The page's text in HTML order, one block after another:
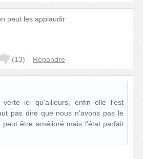
peut les applaudir
(13) Répondre
ici qu'ailleurs, enfin elle l'est
pas dire que nous n'avons pas le
être amélioré mais l'état parfait